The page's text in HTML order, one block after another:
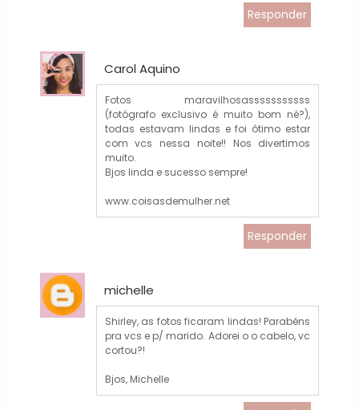
Responder
Carol Aquino
Fotos maravilhosasssssssssss
(fotógrafo exclusivo é muito bom né?),
todas estavam lindas e foi ótimo estar
com vcs nessa noite!! Nos divertimos
muito.
Bjos linda e sucesso sempre!
www.coisasdemulher.net
Responder
michelle
Shirley, as fotos ficaram lindas! Parabéns
pra vcs e p/ marido. Adorei o o cabelo, vc
cortou?!
Bjos, Michelle